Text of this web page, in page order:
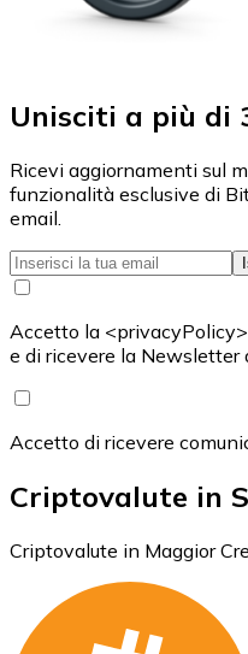
Unisciti a più di
Ricevi aggiornamenti sul
funzionalità esclusive di
email.
Accetto la
e di ricevere la Newsletter
Accetto di ricevere
Criptovalute in
Criptovalute in Maggior